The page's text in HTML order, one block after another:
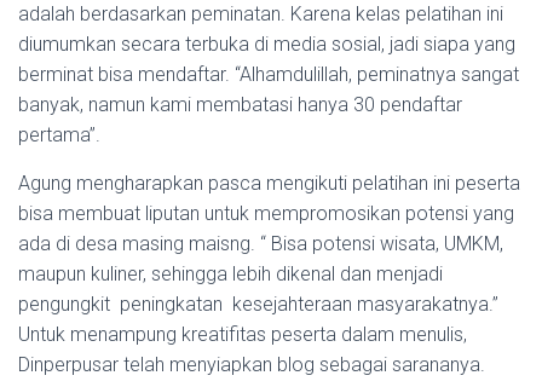
adalah berdasarkan peminatan. Karena kelas pelatihan ini
diumumkan secara terbuka di media sosial, jadi siapa yang
berminat bisa mendaftar. “Alhamdulillah, peminatnya sangat
banyak, namun kami membatasi hanya 30 pendaftar
pertama”.
Agung mengharapkan pasca mengikuti pelatihan ini peserta
bisa membuat liputan untuk mempromosikan potensi yang
ada di desa masing maisng. “ Bisa potensi wisata, UMKM,
maupun kuliner, sehingga lebih dikenal dan menjadi
pengungkit peningkatan kesejahteraan masyarakatnya.”
Untuk menampung kreatifitas peserta dalam menulis,
Dinperpusar telah menyiapkan blog sebagai sarananya.